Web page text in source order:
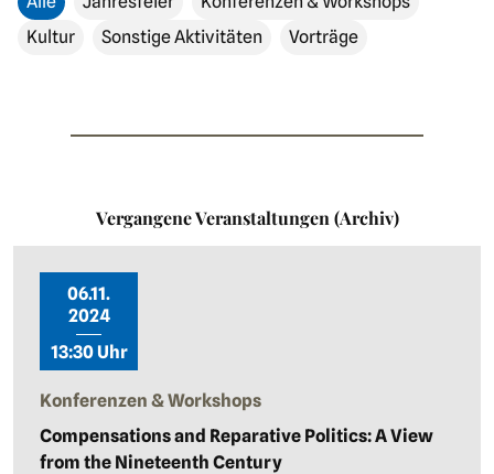
Kultur
Sonstige Aktivitäten Vorträge
Vergangene Veranstaltungen (Archiv)
06.11.
2024
13:30 Uhr
Konferenzen & Workshops
Compensations and Reparative Politics: A View
from the Nineteenth Century